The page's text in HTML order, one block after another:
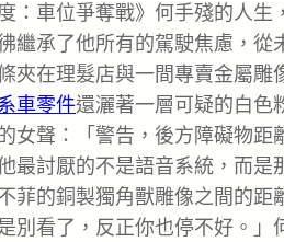
：車位爭奪戰》何手殘的人
繼承了他所有的駕駛焦慮，
夾在理髮店與一間專賣金屬
車零件還灑著一層可疑的白色
女聲：「警告，後方障礙物
最討厭的不是語音系統，而
菲的銅製獨角獸雕像之間的
別看了，反正你也停不好。